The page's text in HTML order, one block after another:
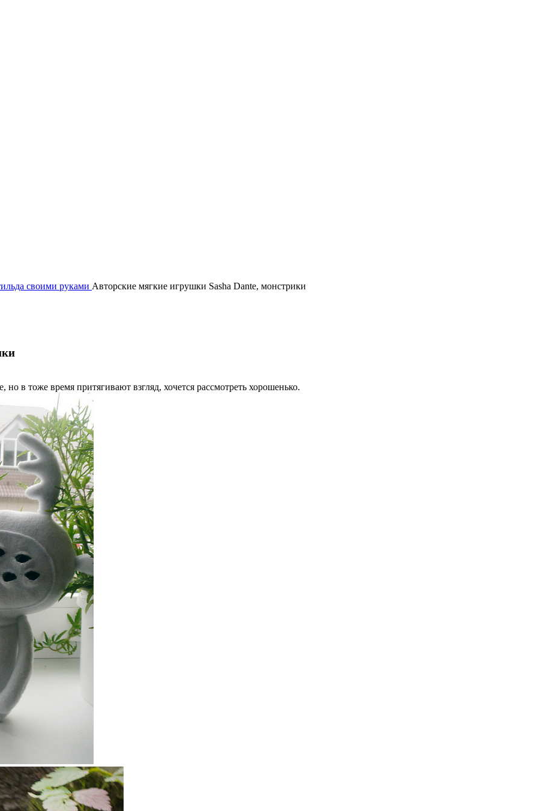
своими руками Авторские мягкие игрушки Sasha Dante, монстрики
в тоже время притягивают взгляд, хочется рассмотреть хорошенько.